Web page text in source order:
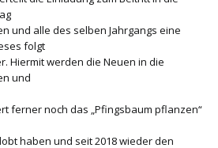
und alle des selben Jahrgangs eine
folgt
Hiermit werden die Neuen in die
und
ferner noch das „Pfingsbaum pflanzen“
haben und seit 2018 wieder den